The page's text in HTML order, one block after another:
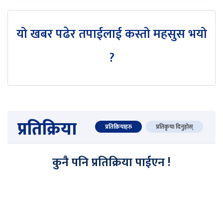
यो खबर पढेर तपाईलाई कस्तो महसुस भयो
?
प्रतिक्रिया प्रतिक्रियाहरु प्रतिकृया दिनुहोस्
कुनै पनि प्रतिक्रिया पाईएन !